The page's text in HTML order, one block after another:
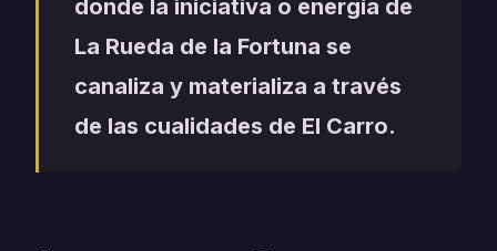
donde la iniciativa o energía de
La Rueda de la Fortuna se
canaliza y materializa a través
de las cualidades de El Carro.